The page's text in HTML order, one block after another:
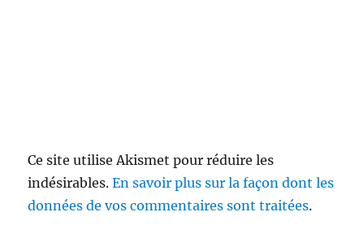
Ce site utilise Akismet pour réduire les
indésirables.En savoir plus sur la façon dont les
données de vos commentaires sont traitées.